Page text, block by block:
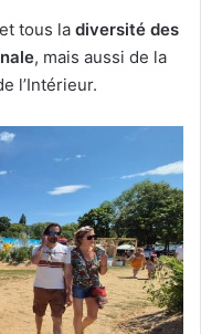
tous la diversité des
, mais aussi de la
l’Intérieur.